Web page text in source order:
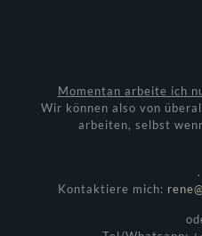
Momentan arbeite ich
Wir können also von
arbeiten, selbst
.
Kontaktiere mich: